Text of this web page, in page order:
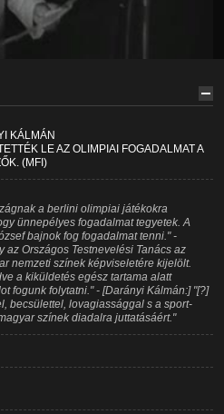
KÁLMÁN
LE AZ OLIMPIAI FOGADALMAT A
(MFI)
a berlini olimpiai játékokra
ünnepélyes fogadalmat tegyetek. A
bajnok fog fogadalmat tenni." -
az Országos Testnevelési Tanács az
nemzeti színek képviseletére kijelölt.
a kiküldetés egész tartama alatt
fogunk folytatni." - [Darányi Kálmán:] "[?]
becsülettel, lovagiassággal s a sport-
színek diadalra juttatásáért."